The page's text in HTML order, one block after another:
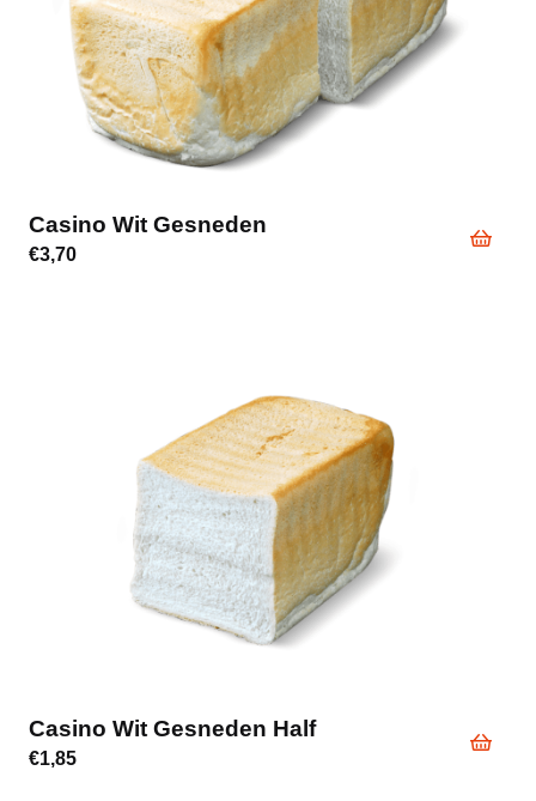
Casino Wit Gesneden
€3,70
Casino Wit Gesneden Half
€1,85